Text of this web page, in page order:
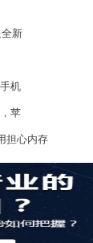
新
机
苹
担心内存